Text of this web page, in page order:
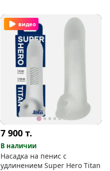
видео
7 900т.
В наличии
Насадка на пенис с
удлинением Super Hero Titan